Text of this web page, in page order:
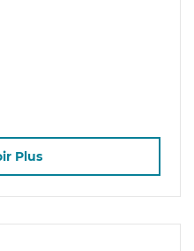
Plus